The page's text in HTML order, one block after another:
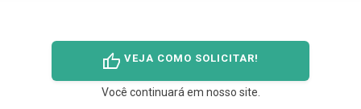
thumb_up VEJA COMO SOLICITAR!
Você continuará em nosso site.